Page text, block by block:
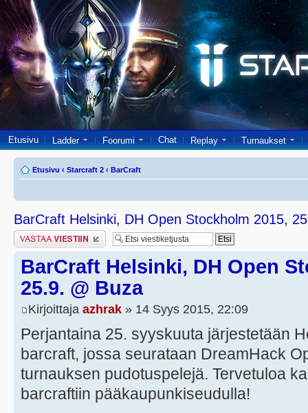
Etusivu Ladder Foorumi Chat Replay Turnaukset
Etusivu ‹ Starcraft 2 ‹ BarCraft
BarCraft Helsinki, DH Open Stockholm 2015,
Lähetä vastaus
BarCraft Helsinki, DH Open
25.9. @ Buza
Kirjoittaja azhrak » 14 Syys 2015, 22:09
Perjantaina 25. syyskuuta järjestetään
barcraft, jossa seurataan DreamHack
turnauksen pudotuspelejä. Tervetuloa
barcraftiin pääkaupunkiseudulla!